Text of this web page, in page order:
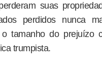
suas
perdidos nunca
tamanho do prejuízo
trumpista.